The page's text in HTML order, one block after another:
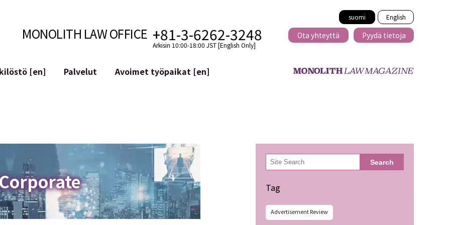
suomi English
MONOLITH LAW OFFICE +81-3-6262-3248
Arkisin 10:00-18:00 JST [English Only]
Ota yhteyttä Pyydä tietoja
[en]
Palvelut
Maineen hallinta
Loukkaavan lausuman tunnistaminen
Avoimet työpaikat [en]
検
索 Search
Tag
Advertisement Review